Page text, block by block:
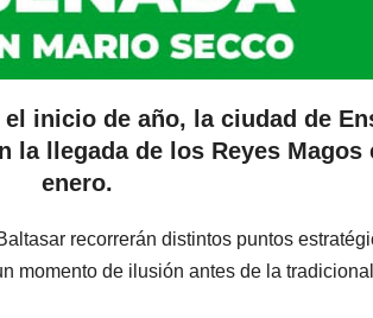
inicio de año, la ciudad de
llegada de los Reyes Magos
enero.
recorrerán distintos puntos
momento de ilusión antes de la